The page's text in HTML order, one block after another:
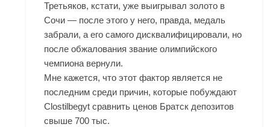
Третьяков, кстати, уже выигрывал золото в
Сочи — после этого у него, правда, медаль
забрали, а его самого дисквалифицировали, но
после обжалования звание олимпийского
чемпиона вернули.
Мне кажется, что этот фактор является не
последним среди причин, которые побуждают
Clostilbegyt сравнить ценов Братск депозитов
свыше 700 тыс.